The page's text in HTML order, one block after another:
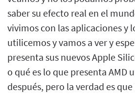
saber su efecto real en el
vivimos con las aplicaciones y
utilicemos y vamos a ver y
presenta sus nuevos Apple
o qué es lo que presenta AMD
después, pero la verdad es